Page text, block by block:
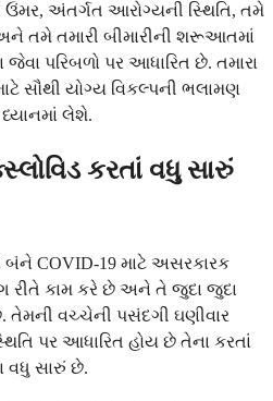
ઉંમર, અંતર્ગત આરોગ્યની સ્થિતિ, તમે
તમે તમારી બીમારીની શરૂઆતમાં
જેવા પરિબળો પર આધારિત છે. તમારા
સૌથી યોગ્ય વિકલ્પની ભલામણ
લેશે.
કરતાં વધુ સારું
COVID-19 માટે અસરકારક
કામ કરે છે અને તે જુદા જુદા
તેમની વચ્ચેની પસંદગી ઘણીવાર
પર આધારિત હોય છે તેના કરતાં
વધુ સારું છે.